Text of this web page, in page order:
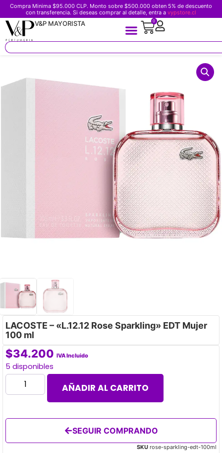
Compra Minima $95.000 CLP. Monto sobre $500.000 obten 5% de descuento
con transferencia. Si deseas comprar al detalle, entra a vypstore.cl
V&P MAYORISTA 0
LACOSTE – «L.12.12 Rose Sparkling» EDT Mujer
100 ml
$34.200 IVA Incluido
5 disponibles
AÑADIR AL CARRITO
SEGUIR COMPRANDO
SKU rose-sparkling-edt-100ml